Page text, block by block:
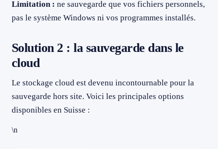
Limitation : ne sauvegarde que vos fichiers personnels,
pas le système Windows ni vos programmes installés.
Solution 2 : la sauvegarde dans le
cloud
Le stockage cloud est devenu incontournable pour la
sauvegarde hors site. Voici les principales options
disponibles en Suisse :
\n